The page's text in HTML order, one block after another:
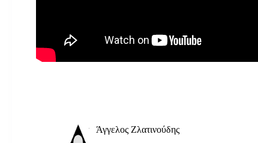
Άγγελος Ζλατινούδης